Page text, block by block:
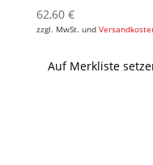
62,60 €
zzgl. MwSt. und
Auf Merkliste